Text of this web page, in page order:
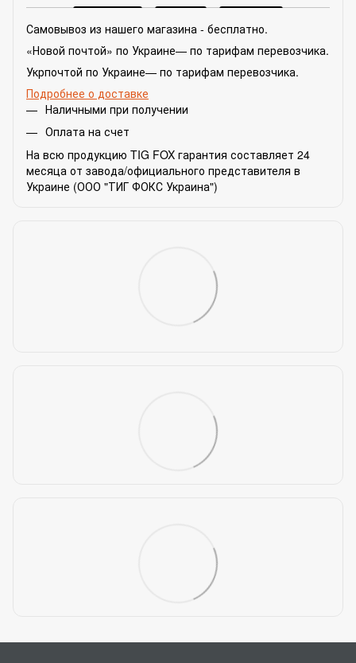
Самовывоз из нашего магазина - бесплатно.
«Новой почтой» по Украине— по тарифам перевозчика.
Укрпочтой по Украине— по тарифам перевозчика.
Подробнее о доставке
Наличными при получении
Оплата на счет
На всю продукцию TIG FOX гарантия составляет 24
месяца от завода/официального представителя в
Украине (ООО "ТИГ ФОКС Украина")